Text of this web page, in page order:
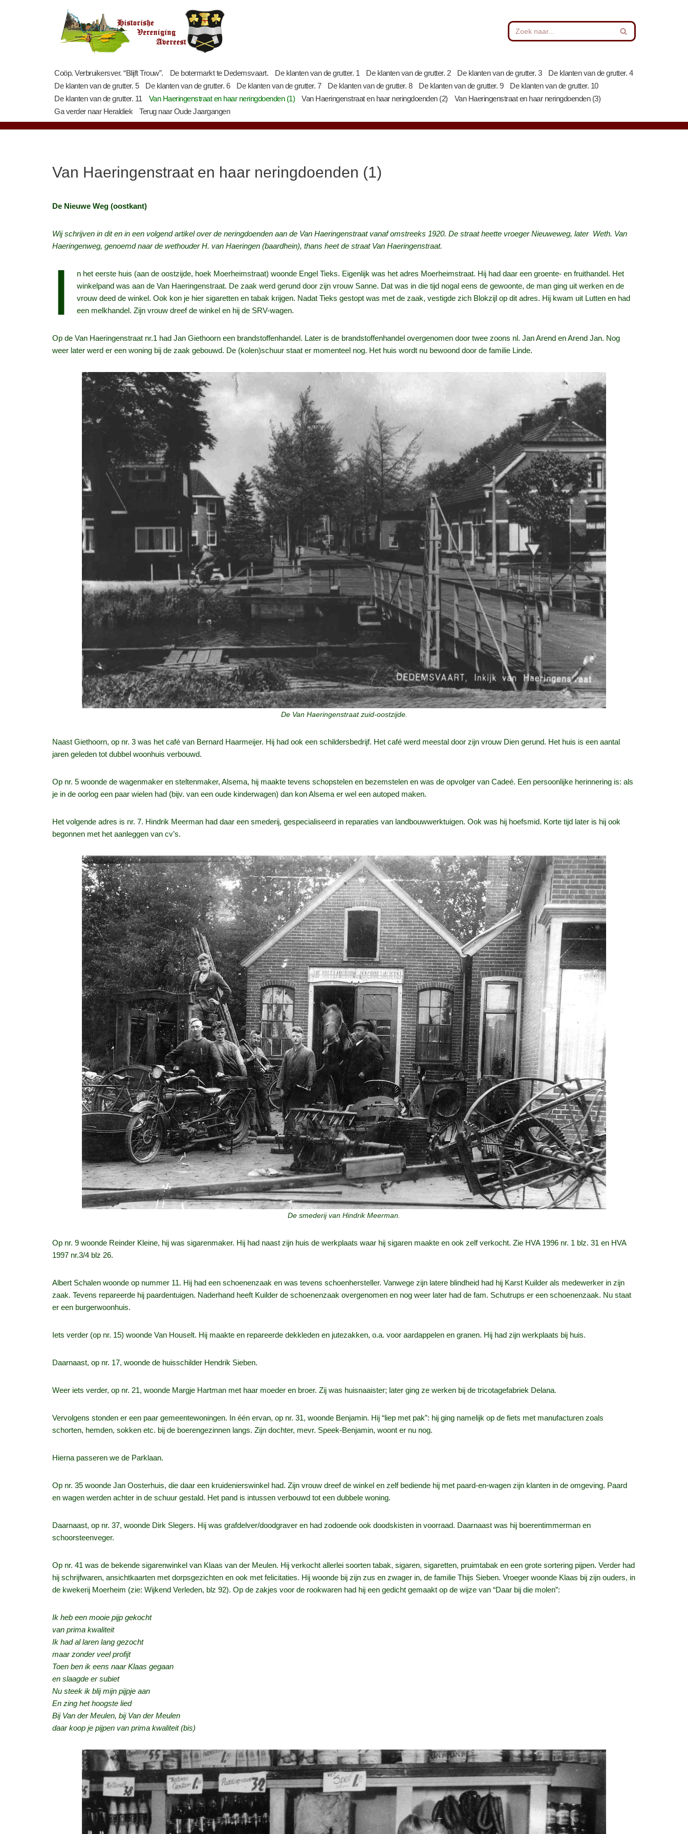
Coöp. Verbruikersver. “Blijft Trouw”.
De botermarkt te Dedemsvaart. De klanten van de grutter. 1 De klanten van de grutter. 2 De klanten van de grutter. 3
De klanten van de grutter. 4
De klanten van de grutter. 5
De klanten van de grutter. 6 De klanten van de grutter. 7 De klanten van de grutter. 8 De klanten van de grutter. 9
De klanten van de grutter. 10
De klanten van de grutter. 11
Van Haeringenstraat en haar neringdoenden (1) Van Haeringenstraat en haar neringdoenden (2)
Van Haeringenstraat en haar neringdoenden (3)
Ga verder naar Heraldiek
Terug naar Oude Jaargangen
Van Haeringenstraat en haar neringdoenden (1)
De Nieuwe Weg (oostkant)
Wij schrijven in dit en in een volgend artikel over de neringdoenden aan de Van Haeringenstraat vanaf omstreeks 1920. De straat heette vroeger Nieuweweg, later Weth. Van
Haeringenweg, genoemd naar de wethouder H. van Haeringen (baardhein), thans heet de straat Van Haeringenstraat.
I
n het eerste huis (aan de oostzijde, hoek Moerheimstraat) woonde Engel Tieks. Eigenlijk was het adres Moerheimstraat. Hij had daar een groente- en fruithandel. Het
winkelpand was aan de Van Haeringenstraat. De zaak werd gerund door zijn vrouw Sanne. Dat was in die tijd nogal eens de gewoonte, de man ging uit werken en de
vrouw deed de winkel. Ook kon je hier sigaretten en tabak krijgen. Nadat Tieks gestopt was met de zaak, vestigde zich Blokzijl op dit adres. Hij kwam uit Lutten en had
een melkhandel. Zijn vrouw dreef de winkel en hij de SRV-wagen.
Op de Van Haeringenstraat nr.1 had Jan Giethoorn een brandstoffenhandel. Later is de brandstoffenhandel overgenomen door twee zoons nl. Jan Arend en Arend Jan. Nog
weer later werd er een woning bij de zaak gebouwd. De (kolen)schuur staat er momenteel nog. Het huis wordt nu bewoond door de familie Linde.
De Van Haeringenstraat zuid-oostzijde.
Naast Giethoorn, op nr. 3 was het café van Bernard Haarmeijer. Hij had ook een schildersbedrijf. Het café werd meestal door zijn vrouw Dien gerund. Het huis is een aantal
jaren geleden tot dubbel woonhuis verbouwd.
Op nr. 5 woonde de wagenmaker en steltenmaker, Alsema, hij maakte tevens schopstelen en bezemstelen en was de opvolger van Cadeé. Een persoonlijke herinnering is: als
je in de oorlog een paar wielen had (bijv. van een oude kinderwagen) dan kon Alsema er wel een autoped maken.
Het volgende adres is nr. 7. Hindrik Meerman had daar een smederij, gespecialiseerd in reparaties van landbouwwerktuigen. Ook was hij hoefsmid. Korte tijd later is hij ook
begonnen met het aanleggen van cv’s.
De smederij van Hindrik Meerman.
Op nr. 9 woonde Reinder Kleine, hij was sigarenmaker. Hij had naast zijn huis de werkplaats waar hij sigaren maakte en ook zelf verkocht. Zie HVA 1996 nr. 1 blz. 31 en HVA
1997 nr.3/4 blz 26.
Albert Schalen woonde op nummer 11. Hij had een schoenenzaak en was tevens schoenhersteller. Vanwege zijn latere blindheid had hij Karst Kuilder als medewerker in zijn
zaak. Tevens repareerde hij paardentuigen. Naderhand heeft Kuilder de schoenenzaak overgenomen en nog weer later had de fam. Schutrups er een schoenenzaak. Nu staat
er een burgerwoonhuis.
Iets verder (op nr. 15) woonde Van Houselt. Hij maakte en repareerde dekkleden en jutezakken, o.a. voor aardappelen en granen. Hij had zijn werkplaats bij huis.
Daarnaast, op nr. 17, woonde de huisschilder Hendrik Sieben.
Weer iets verder, op nr. 21, woonde Margje Hartman met haar moeder en broer. Zij was huisnaaister; later ging ze werken bij de tricotagefabriek Delana.
Vervolgens stonden er een paar gemeentewoningen. In één ervan, op nr. 31, woonde Benjamin. Hij “liep met pak”: hij ging namelijk op de fiets met manufacturen zoals
schorten, hemden, sokken etc. bij de boerengezinnen langs. Zijn dochter, mevr. Speek-Benjamin, woont er nu nog.
Hierna passeren we de Parklaan.
Op nr. 35 woonde Jan Oosterhuis, die daar een kruidenierswinkel had. Zijn vrouw dreef de winkel en zelf bediende hij met paard-en-wagen zijn klanten in de omgeving. Paard
en wagen werden achter in de schuur gestald. Het pand is intussen verbouwd tot een dubbele woning.
Daarnaast, op nr. 37, woonde Dirk Slegers. Hij was grafdelver/doodgraver en had zodoende ook doodskisten in voorraad. Daarnaast was hij boerentimmerman en
schoorsteenveger.
Op nr. 41 was de bekende sigarenwinkel van Klaas van der Meulen. Hij verkocht allerlei soorten tabak, sigaren, sigaretten, pruimtabak en een grote sortering pijpen. Verder had
hij schrijfwaren, ansichtkaarten met dorpsgezichten en ook met felicitaties. Hij woonde bij zijn zus en zwager in, de familie Thijs Sieben. Vroeger woonde Klaas bij zijn ouders, in
de kwekerij Moerheim (zie: Wijkend Verleden, blz 92). Op de zakjes voor de rookwaren had hij een gedicht gemaakt op de wijze van “Daar bij die molen”:
Ik heb een mooie pijp gekocht
van prima kwaliteit
Ik had al laren lang gezocht
maar zonder veel profijt
Toen ben ik eens naar Klaas gegaan
en slaagde er subiet
Nu steek ik blij mijn pijpje aan
En zing het hoogste lied
Bij Van der Meulen, bij Van der Meulen
daar koop je pijpen van prima kwaliteit (bis)